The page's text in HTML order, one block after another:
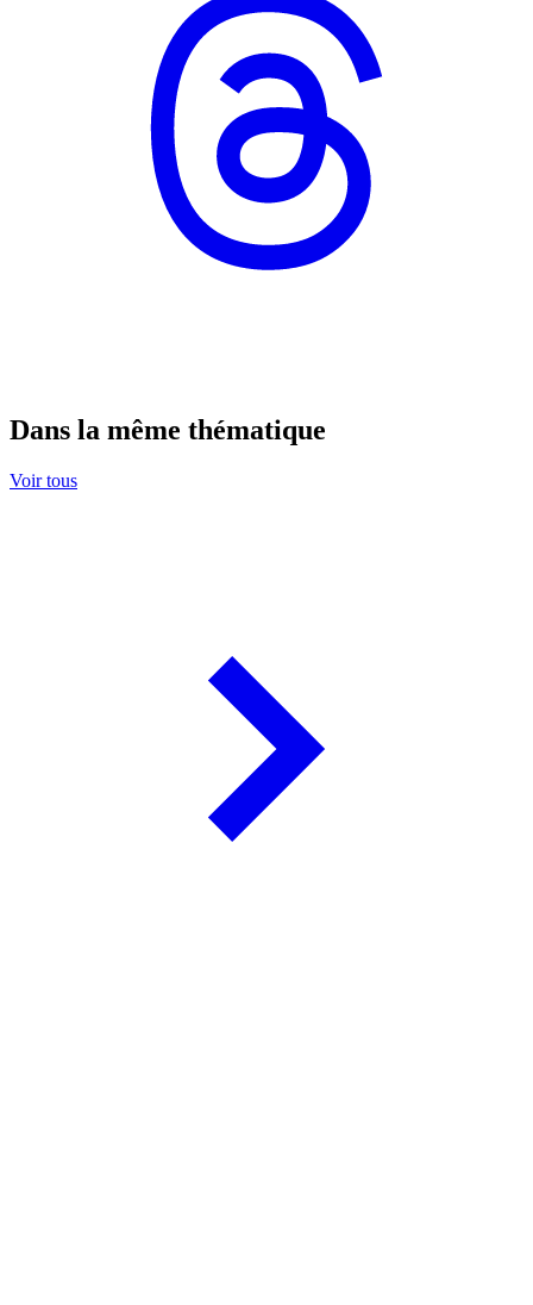
Dans la même thématique
Voir tous